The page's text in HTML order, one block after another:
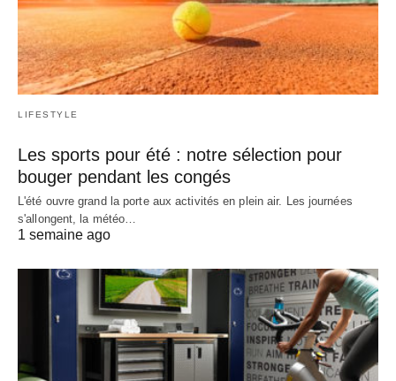
LIFESTYLE
Les sports pour été : notre sélection pour
bouger pendant les congés
L'été ouvre grand la porte aux activités en plein air. Les journées
s'allongent, la météo…
1 semaine ago